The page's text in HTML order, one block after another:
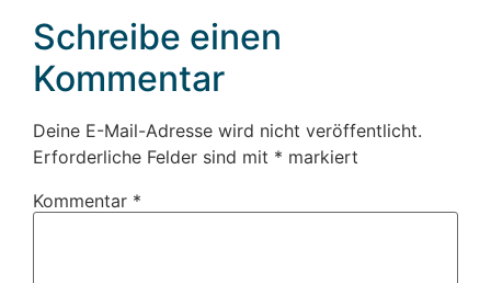
Schreibe einen
Kommentar
Deine E-Mail-Adresse wird nicht veröffentlicht.
Erforderliche Felder sind mit * markiert
Kommentar *